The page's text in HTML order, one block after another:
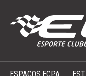
ESPAÇOS ECPA